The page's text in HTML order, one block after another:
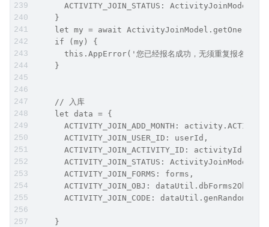
ACTIVITY_JOIN_STATUS:
    }
let my = await
    if (my) {
      this.AppError('您已经报名成功，无须重复报名');
    }
    // 入库
    let data = {
ACTIVITY_JOIN_ADD_MONTH:
      ACTIVITY_JOIN_USER_ID: userId,
      ACTIVITY_JOIN_ACTIVITY_ID: activityId,
ACTIVITY_JOIN_STATUS:
      ACTIVITY_JOIN_FORMS: forms,
ACTIVITY_JOIN_OBJ:
ACTIVITY_JOIN_CODE:
    }